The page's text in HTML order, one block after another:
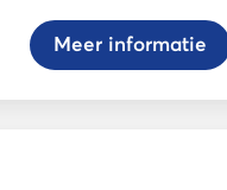
Meer informatie